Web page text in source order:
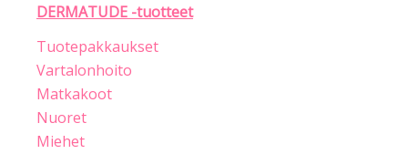
DERMATUDE -tuotteet
Tuotepakkaukset
Vartalonhoito
Matkakoot
Nuoret
Miehet